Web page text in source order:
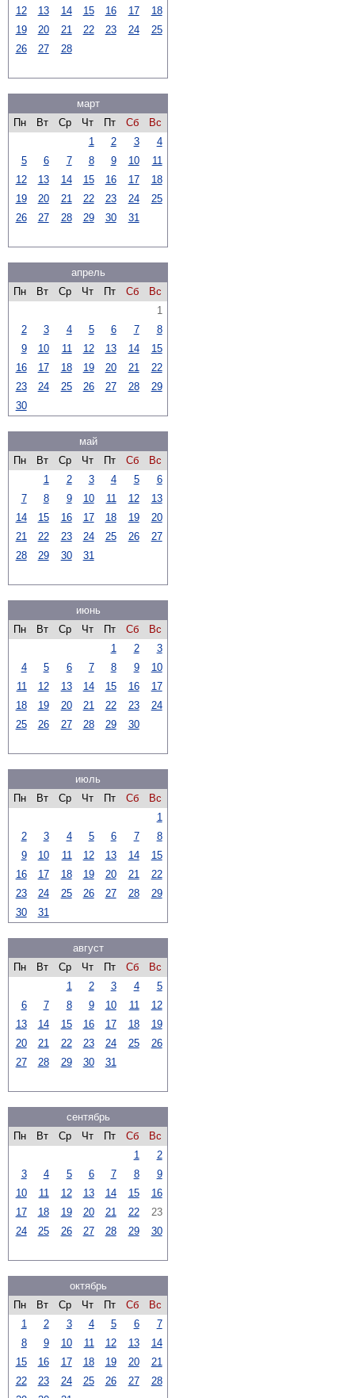
12
13 14 15 16 17
18
19
20 21 22 23 24
25
26
27 28
март
Пн
Вт Ср Чт Пт Сб
Вс
1
2 3
4
5
6 7 8 9 10
11
12
13 14 15 16 17
18
19
20 21 22 23 24
25
26
27 28 29 30 31
апрель
Пн
Вт Ср Чт Пт Сб
Вс
1
2
3 4 5 6 7
8
9
10 11 12 13 14
15
16
17 18 19 20 21
22
23
24 25 26 27 28
29
30
май
Пн
Вт Ср Чт Пт Сб
Вс
1
2 3 4 5
6
7
8 9 10 11 12
13
14
15 16 17 18 19
20
21
22 23 24 25 26
27
28
29 30 31
июнь
Пн
Вт Ср Чт Пт Сб
Вс
1
2
3
4
5 6 7 8 9
10
11
12 13 14 15 16
17
18
19 20 21 22 23
24
25
26 27 28 29 30
июль
Пн
Вт Ср Чт Пт Сб
Вс
1
2
3 4 5 6 7
8
9
10 11 12 13 14
15
16
17 18 19 20 21
22
23
24 25 26 27 28
29
30
31
август
Пн
Вт Ср Чт Пт Сб
Вс
1
2 3 4
5
6
7 8 9 10 11
12
13
14 15 16 17 18
19
20
21 22 23 24 25
26
27
28 29 30 31
сентябрь
Пн
Вт Ср Чт Пт Сб
Вс
1
2
3
4 5 6 7 8
9
10
11 12 13 14 15
16
17
18 19 20 21 22
23
24
25 26 27 28 29 30
октябрь
Пн
Вт Ср Чт Пт Сб
Вс
1
2 3 4 5 6
7
8
9 10 11 12 13
14
15
16 17 18 19 20
21
22
23 24 25 26 27
28